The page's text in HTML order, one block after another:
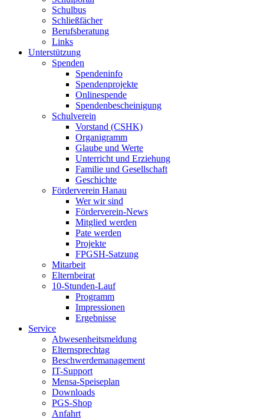
Schulbus
Schließfächer
Berufsberatung
Links
Unterstützung
Spenden
Spendeninfo
Spendenprojekte
Onlinespende
Spendenbescheinigung
Schulverein
Vorstand (CSHK)
Organigramm
Glaube und Werte
Unterricht und Erziehung
Familie und Gesellschaft
Geschichte
Förderverein Hanau
Wer wir sind
Förderverein-News
Mitglied werden
Pate werden
Projekte
FPGSH-Satzung
Mitarbeit
Elternbeirat
10-Stunden-Lauf
Programm
Impressionen
Ergebnisse
Service
Abwesenheitsmeldung
Elternsprechtag
Beschwerdemanagement
IT-Support
Mensa-Speiseplan
Downloads
PGS-Shop
Anfahrt